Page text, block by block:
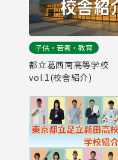
子供・若者・教育
都立葛西南高等学校
vol.1(校舎紹介)